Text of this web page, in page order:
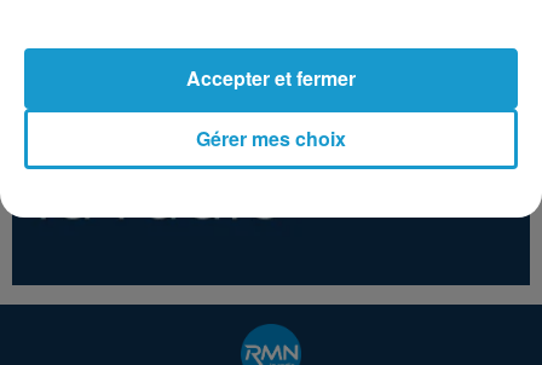
Gérer mes choix
Accepter et fermer